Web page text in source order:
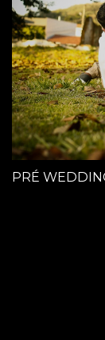
PRÉ